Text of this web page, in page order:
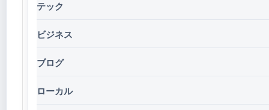
テック
ビジネス
ブログ
ローカル